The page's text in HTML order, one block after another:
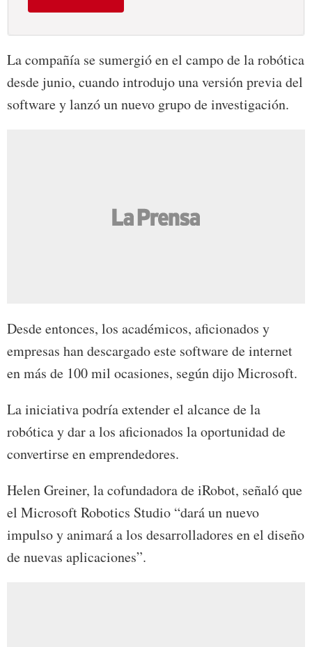
La compañía se sumergió en el campo de la robótica
desde junio, cuando introdujo una versión previa del
software y lanzó un nuevo grupo de investigación.
Desde entonces, los académicos, aficionados y
empresas han descargado este software de internet
en más de 100 mil ocasiones, según dijo Microsoft.
La iniciativa podría extender el alcance de la
robótica y dar a los aficionados la oportunidad de
convertirse en emprendedores.
Helen Greiner, la cofundadora de iRobot, señaló que
el Microsoft Robotics Studio “dará un nuevo
impulso y animará a los desarrolladores en el diseño
de nuevas aplicaciones”.